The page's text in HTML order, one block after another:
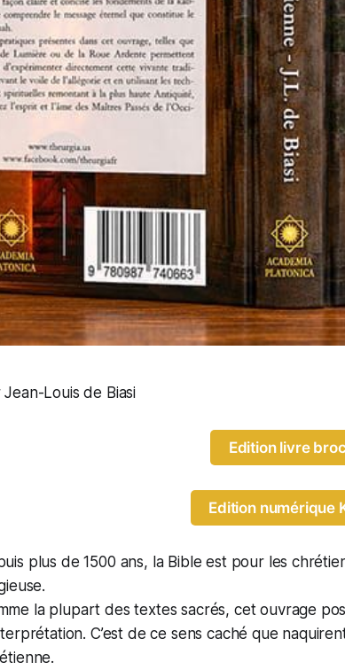
Jean-Louis de Biasi
Edition livre
Edition numérique
plus de 1500 ans, la Bible est pour les
la plupart des textes sacrés, cet ouvrage
C’est de ce sens caché que